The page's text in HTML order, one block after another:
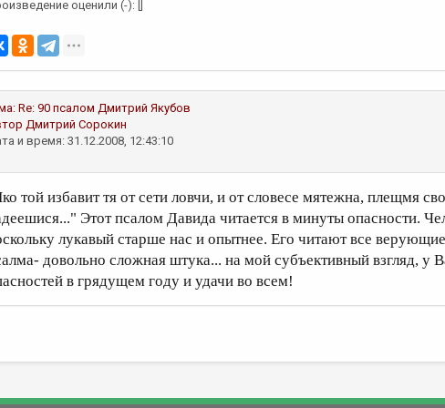
оценили (-): []
Re: 90 псалом Дмитрий Якубов
Дмитрий Сорокин
и время: 31.12.2008, 12:43:10
той избавит тя от сети ловчи, и от словесе мятежна, плещмя
Этот псалом Давида читается в минуты опасности.
лукавый старше нас и опытнее. Его читают все
довольно сложная штука... на мой субъективный взгляд, у
в грядущем году и удачи во всем!